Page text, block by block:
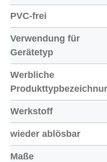
PVC-frei
Verwendung für
Gerätetyp
Werbliche
Werkstoff
wieder ablösbar
Maße